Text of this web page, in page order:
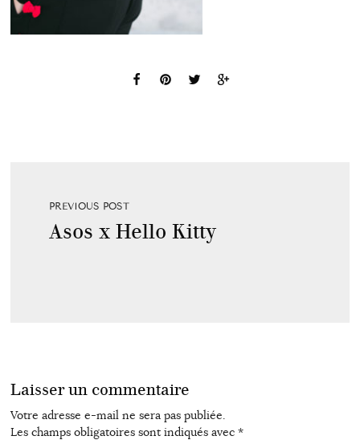
PREVIOUS POST
Asos x Hello Kitty
Laisser un commentaire
Votre adresse e-mail ne sera pas publiée.
Les champs obligatoires sont indiqués avec *